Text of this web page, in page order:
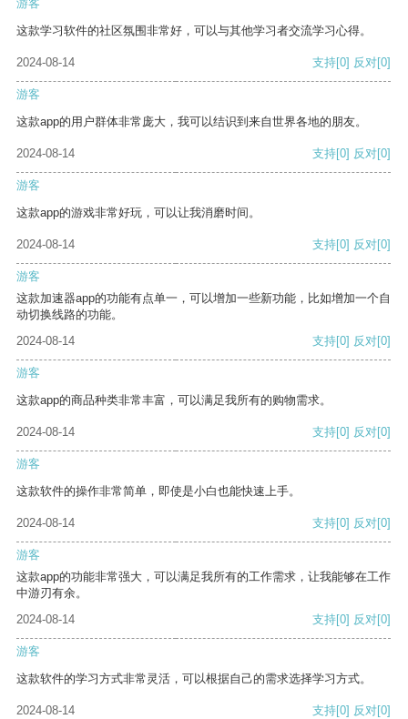
游客
这款学习软件的社区氛围非常好，可以与其他学习者交流学习心得。
2024-08-14 支持[0] 反对[0]
游客
这款app的用户群体非常庞大，我可以结识到来自世界各地的朋友。
2024-08-14 支持[0] 反对[0]
游客
这款app的游戏非常好玩，可以让我消磨时间。
2024-08-14 支持[0] 反对[0]
游客
这款加速器app的功能有点单一，可以增加一些新功能，比如增加一个自
动切换线路的功能。
2024-08-14
支持[0] 反对[0]
游客
这款app的商品种类非常丰富，可以满足我所有的购物需求。
2024-08-14 支持[0] 反对[0]
游客
这款软件的操作非常简单，即使是小白也能快速上手。
2024-08-14 支持[0] 反对[0]
游客
这款app的功能非常强大，可以满足我所有的工作需求，让我能够在工作
中游刃有余。
2024-08-14
支持[0] 反对[0]
游客
这款软件的学习方式非常灵活，可以根据自己的需求选择学习方式。
2024-08-14 支持[0] 反对[0]